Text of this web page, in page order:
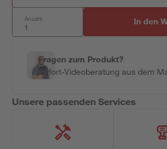
Anzahl: In den
Fragen zum Produkt?
Sofort-Videoberatung aus dem
Unsere passenden Services